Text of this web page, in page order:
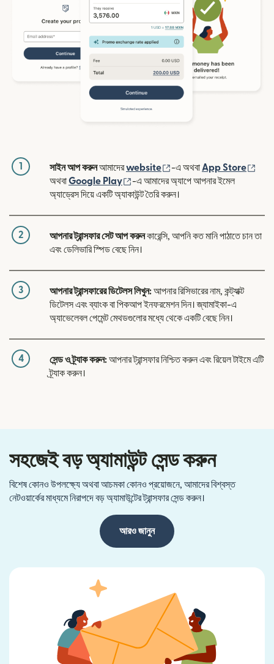
1 সাইন আপ করুনআমাদেরwebsite (নতুন উইন্ডোতে খুলবে)
-এ অথবাApp Store
অথবাGoogle Play (নতুন উইন্ডোতে খুলবে)
-এ আমাদের অ্যাপে আপনার ইমেল
অ্যাড্রেস দিয়ে একটি অ্যাকাউন্ট তৈরি করুন।
2 আপনার ট্রান্সফার সেট আপ করুনকারেন্সি, আপনি কত মানি পাঠাতে চান তা
এবং ডেলিভারি স্পিড বেছে নিন।
3 আপনার ট্রান্সফারের ডিটেলস লিখুন:আপনার রিসিভারের নাম, কন্ট্যাক্ট
ডিটেলস এবং ব্যাংক বা পিকআপ ইনফরমেশন দিন। জ্যামাইকা-এ
অ্যাভেলেবল পেমেন্ট মেথডগুলোর মধ্যে থেকে একটি বেছে নিন।
4 সেন্ড ও ট্র্যাক করুন:আপনার ট্রান্সফার নিশ্চিত করুন এবং রিয়েল টাইমে এটি
ট্র্যাক করুন।
সহজেই বড় অ্যামাউন্ট সেন্ড করুন
বিশেষ কোনও উপলক্ষ্যে অথবা আচমকা কোনও প্রয়োজনে, আমাদের বিশ্বস্ত
নেটওয়ার্কের মাধ্যমে নিরাপদে বড় অ্যামাউন্টের ট্রান্সফার সেন্ড করুন।
আরও জানুন